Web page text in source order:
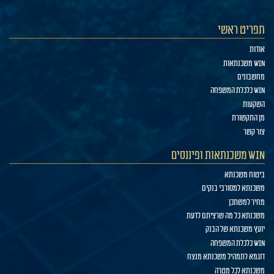
תפריט ראשי
אודות
WIN משכנתאות
מחשבונים
WIN כלכלת המשפחה
השקעות
מן התקשורת
צור קשר
WIN משכנתאות ופיננסים
ביטוח משכנתא
משכנתא למסורבי בנקים
מחיר למשתכן
משכנתא כל מה שרציתם לדעת
יועץ משכנתא של הבנק
WIN כלכלת המשפחה
דוגמא לתמהיל משכנתא מנצח
משכנתא לכל מטרה